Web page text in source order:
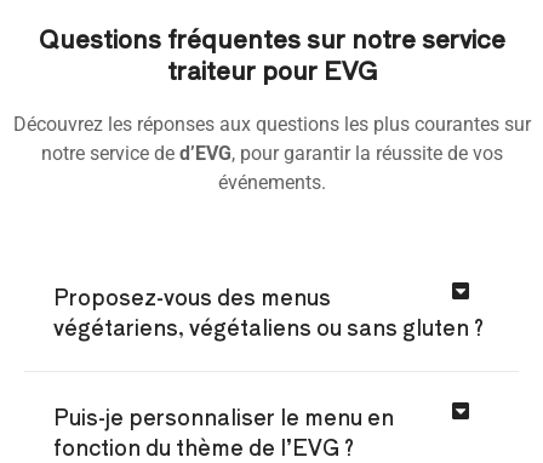
Questions fréquentes sur notre service
traiteur pour EVG
Découvrez les réponses aux questions les plus courantes sur
notre service de d’EVG, pour garantir la réussite de vos
événements.
Proposez-vous des menus
végétariens, végétaliens ou sans gluten ?
Puis-je personnaliser le menu en
fonction du thème de l’EVG ?